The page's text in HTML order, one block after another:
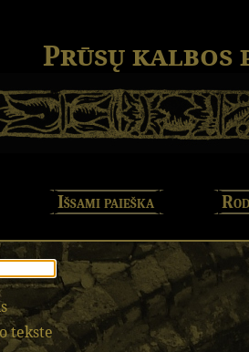
Prūsų kalbos
Išsami paieška
tekste